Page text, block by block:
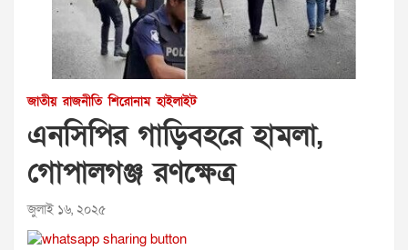
জাতীয় রাজনীতি শিরোনাম হাইলাইট
এনসিপির গাড়িবহরে হামলা,
গোপালগঞ্জ রণক্ষেত্র
জুলাই ১৬, ২০২৫